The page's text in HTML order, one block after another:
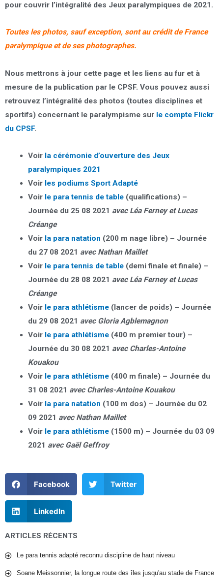
pour couvrir l’intégralité des Jeux paralympiques de 2021.
Toutes les photos, sauf exception, sont au crédit de France
paralympique et de ses photographes.
Nous mettrons à jour cette page et les liens au fur et à
mesure de la publication par le CPSF. Vous pouvez aussi
retrouvez l’intégralité des photos (toutes disciplines et
sportifs) concernant le paralympisme sur le compte Flickr
du CPSF.
Voir la cérémonie d’ouverture des Jeux
paralympiques 2021
Voir les podiums Sport Adapté
Voir le para tennis de table(qualifications) –
Journée du 25 08 2021 avec Léa Ferney et Lucas
Créange
Voir la para natation (200 m nage libre) – Journée
du 27 08 2021 avec Nathan Maillet
Voir le para tennis de table(demi finale et finale) –
Journée du 28 08 2021 avec Léa Ferney et Lucas
Créange
Voir le para athlétisme(lancer de poids) – Journée
du 29 08 2021 avec Gloria Agblemagnon
Voir le para athlétisme(400 m premier tour) –
Journée du 30 08 2021 avec Charles-Antoine
Kouakou
Voir le para athlétisme(400 m finale) – Journée du
31 08 2021 avec Charles-Antoine Kouakou
Voir la para natation (100 m dos) – Journée du 02
09 2021 avec Nathan Maillet
Voir le para athlétisme(1500 m) – Journée du 03 09
2021 avec Gaël Geffroy
Facebook Twitter
LinkedIn
ARTICLES RÉCENTS
Le para tennis adapté reconnu discipline de haut niveau
Soane Meissonnier, la longue route des îles jusqu'au stade de France